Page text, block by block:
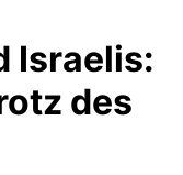
Israelis:
des